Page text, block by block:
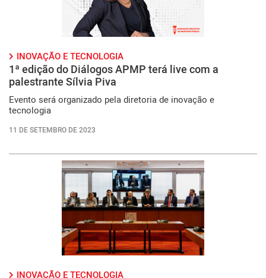
INOVAÇÃO E TECNOLOGIA
1ª edição do Diálogos APMP terá live com a
palestrante Sílvia Piva
Evento será organizado pela diretoria de inovação e
tecnologia
11 DE SETEMBRO DE 2023
INOVAÇÃO E TECNOLOGIA